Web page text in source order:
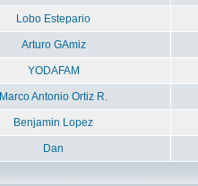
Lobo Estepario
Arturo GAmiz
YODAFAM
Marco Antonio Ortiz R.
Benjamin Lopez
Dan